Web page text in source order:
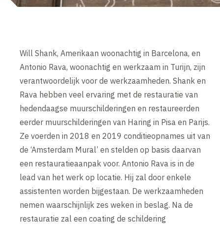
Will Shank, Amerikaan woonachtig in Barcelona, en
Antonio Rava, woonachtig en werkzaam in Turijn, zijn
verantwoordelijk voor de werkzaamheden. Shank en
Rava hebben veel ervaring met de restauratie van
hedendaagse muurschilderingen en restaureerden
eerder muurschilderingen van Haring in Pisa en Parijs.
Ze voerden in 2018 en 2019 conditieopnames uit van
de ‘Amsterdam Mural’ en stelden op basis daarvan
een restauratieaanpak voor. Antonio Rava is in de
lead van het werk op locatie. Hij zal door enkele
assistenten worden bijgestaan. De werkzaamheden
nemen waarschijnlijk zes weken in beslag. Na de
restauratie zal een coating de schildering